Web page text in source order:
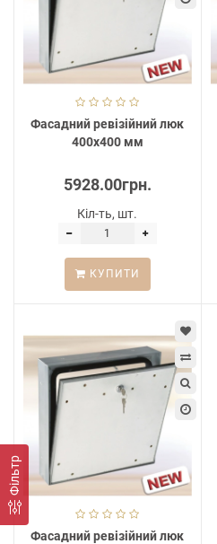
Фільтр
Фасадний ревізійний люк
400х400 мм
5928.00грн.
Кіл-ть, шт.
КУПИТИ
Фасадний ревізійний люк